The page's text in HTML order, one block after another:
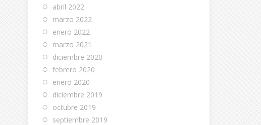
abril 2022
marzo 2022
enero 2022
marzo 2021
diciembre 2020
febrero 2020
enero 2020
diciembre 2019
octubre 2019
septiembre 2019